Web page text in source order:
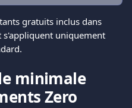
gratuits inclus dans
uniquement
minimale
Zero